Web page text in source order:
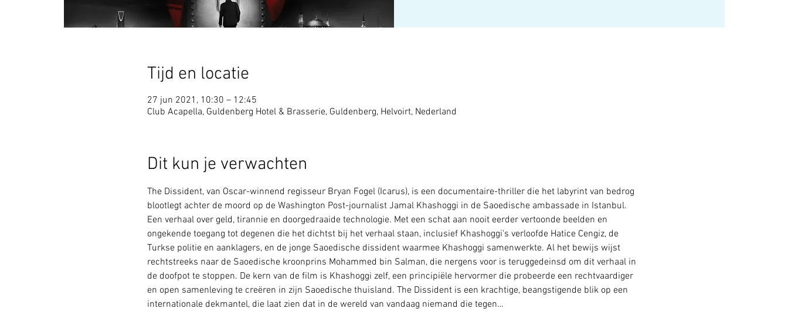
Tijd en locatie
27 jun 2021, 10:30 – 12:45
Club Acapella, Guldenberg Hotel & Brasserie, Guldenberg, Helvoirt, Nederland
Dit kun je verwachten
The Dissident, van Oscar-winnend regisseur Bryan Fogel (Icarus), is een documentaire-thriller die het labyrint van bedrog
blootlegt achter de moord op de Washington Post-journalist Jamal Khashoggi in de Saoedische ambassade in Istanbul.
Een verhaal over geld, tirannie en doorgedraaide technologie. Met een schat aan nooit eerder vertoonde beelden en
ongekende toegang tot degenen die het dichtst bij het verhaal staan, inclusief Khashoggi's verloofde Hatice Cengiz, de
Turkse politie en aanklagers, en de jonge Saoedische dissident waarmee Khashoggi samenwerkte. Al het bewijs wijst
rechtstreeks naar de Saoedische kroonprins Mohammed bin Salman, die nergens voor is teruggedeinsd om dit verhaal in
de doofpot te stoppen. De kern van de film is Khashoggi zelf, een principiële hervormer die probeerde een rechtvaardiger
en open samenleving te creëren in zijn Saoedische thuisland. The Dissident is een krachtige, beangstigende blik op een
internationale dekmantel, die laat zien dat in de wereld van vandaag niemand die tegen…